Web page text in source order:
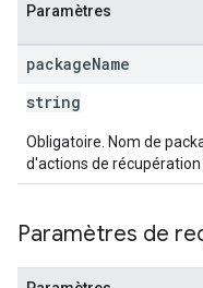
Paramètres
packageName
string
Obligatoire. Nom de
d'actions de récupération
Paramètres de